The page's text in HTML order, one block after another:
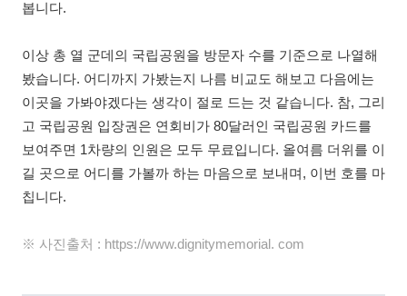
봅니다.
이상 총 열 군데의 국립공원을 방문자 수를 기준으로 나열해
봤습니다. 어디까지 가봤는지 나름 비교도 해보고 다음에는
이곳을 가봐야겠다는 생각이 절로 드는 것 같습니다. 참, 그리
고 국립공원 입장권은 연회비가 80달러인 국립공원 카드를
보여주면 1차량의 인원은 모두 무료입니다. 올여름 더위를 이
길 곳으로 어디를 가볼까 하는 마음으로 보내며, 이번 호를 마
칩니다.
※ 사진출처 : https://www.dignitymemorial. com